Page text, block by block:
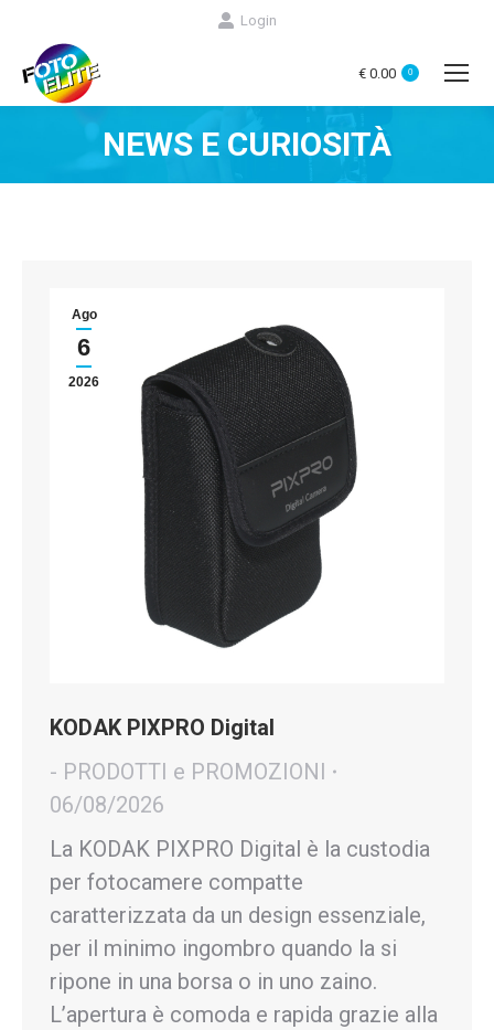
Login
€ 0.00 0
NEWS E CURIOSITÀ
You are here:
Ago
6
2026
KODAK PIXPRO Digital
- PRODOTTI e PROMOZIONI
06/08/2026
La KODAK PIXPRO Digital è la custodia
per fotocamere compatte
caratterizzata da un design essenziale,
per il minimo ingombro quando la si
ripone in una borsa o in uno zaino.
L’apertura è comoda e rapida grazie alla